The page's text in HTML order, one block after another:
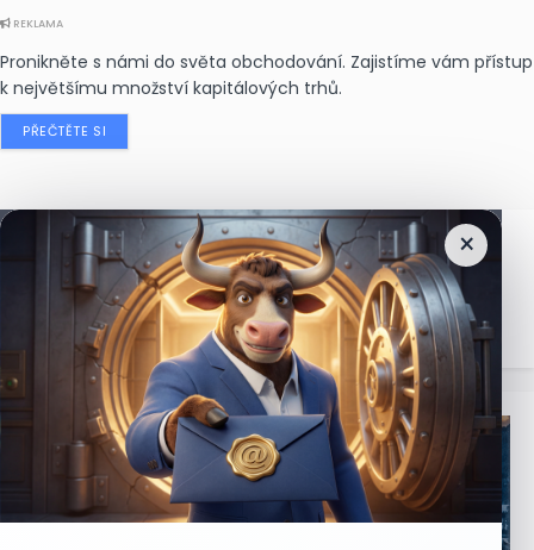
REKLAMA
Pronikněte s námi do světa obchodování. Zajistíme vám přístup
k největšímu množství kapitálových trhů.
PŘEČTĚTE SI
×
Nejčtenějšízprávy